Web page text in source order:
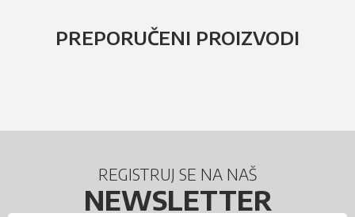
PREPORUČENI PROIZVODI
REGISTRUJ SE NA NAŠ
NEWSLETTER